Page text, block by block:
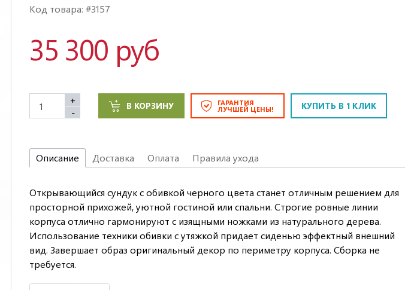
Код товара: #3157
35 300 руб
+
-
В КОРЗИНУ ГАРАНТИЯ
ЛУЧШЕЙ ЦЕНЫ! КУПИТЬ В 1 КЛИК
Описание Доставка Оплата Правила ухода
Открывающийся сундук с обивкой черного цвета станет отличным решением для
просторной прихожей, уютной гостиной или спальни. Строгие ровные линии
корпуса отлично гармонируют с изящными ножками из натурального дерева.
Использование техники обивки с утяжкой придает сиденью эффектный внешний
вид. Завершает образ оригинальный декор по периметру корпуса. Сборка не
требуется.